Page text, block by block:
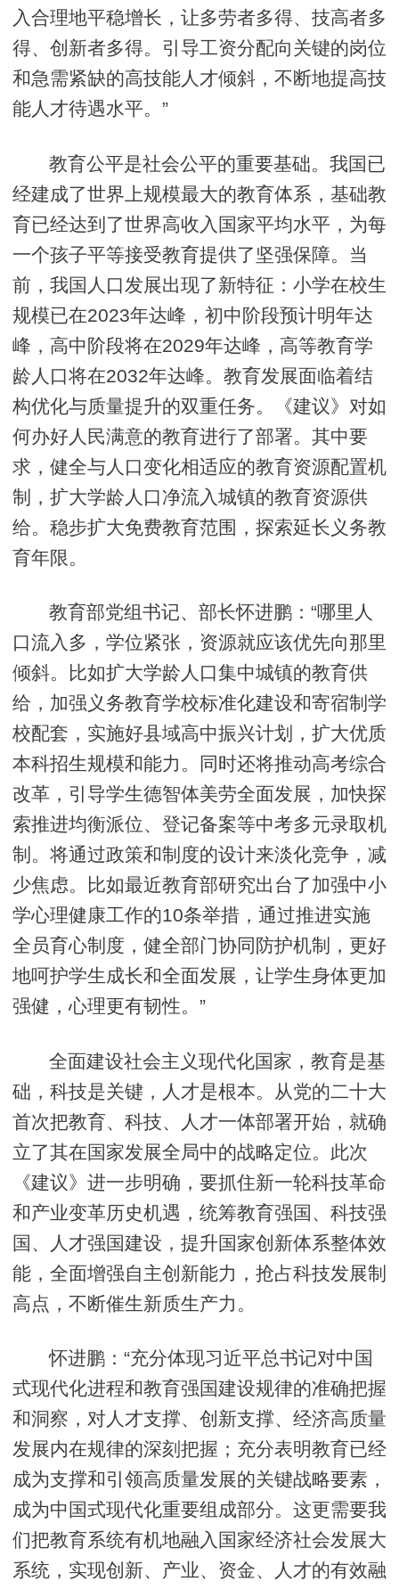
入合理地平稳增长，让多劳者多得、技高者多
得、创新者多得。引导工资分配向关键的岗位
和急需紧缺的高技能人才倾斜，不断地提高技
能人才待遇水平。”
教育公平是社会公平的重要基础。我国已
经建成了世界上规模最大的教育体系，基础教
育已经达到了世界高收入国家平均水平，为每
一个孩子平等接受教育提供了坚强保障。当
前，我国人口发展出现了新特征：小学在校生
规模已在2023年达峰，初中阶段预计明年达
峰，高中阶段将在2029年达峰，高等教育学
龄人口将在2032年达峰。教育发展面临着结
构优化与质量提升的双重任务。《建议》对如
何办好人民满意的教育进行了部署。其中要
求，健全与人口变化相适应的教育资源配置机
制，扩大学龄人口净流入城镇的教育资源供
给。稳步扩大免费教育范围，探索延长义务教
育年限。
教育部党组书记、部长怀进鹏：“哪里人
口流入多，学位紧张，资源就应该优先向那里
倾斜。比如扩大学龄人口集中城镇的教育供
给，加强义务教育学校标准化建设和寄宿制学
校配套，实施好县域高中振兴计划，扩大优质
本科招生规模和能力。同时还将推动高考综合
改革，引导学生德智体美劳全面发展，加快探
索推进均衡派位、登记备案等中考多元录取机
制。将通过政策和制度的设计来淡化竞争，减
少焦虑。比如最近教育部研究出台了加强中小
学心理健康工作的10条举措，通过推进实施
全员育心制度，健全部门协同防护机制，更好
地呵护学生成长和全面发展，让学生身体更加
强健，心理更有韧性。”
全面建设社会主义现代化国家，教育是基
础，科技是关键，人才是根本。从党的二十大
首次把教育、科技、人才一体部署开始，就确
立了其在国家发展全局中的战略定位。此次
《建议》进一步明确，要抓住新一轮科技革命
和产业变革历史机遇，统筹教育强国、科技强
国、人才强国建设，提升国家创新体系整体效
能，全面增强自主创新能力，抢占科技发展制
高点，不断催生新质生产力。
怀进鹏：“充分体现习近平总书记对中国
式现代化进程和教育强国建设规律的准确把握
和洞察，对人才支撑、创新支撑、经济高质量
发展内在规律的深刻把握；充分表明教育已经
成为支撑和引领高质量发展的关键战略要素，
成为中国式现代化重要组成部分。这更需要我
们把教育系统有机地融入国家经济社会发展大
系统，实现创新、产业、资金、人才的有效融